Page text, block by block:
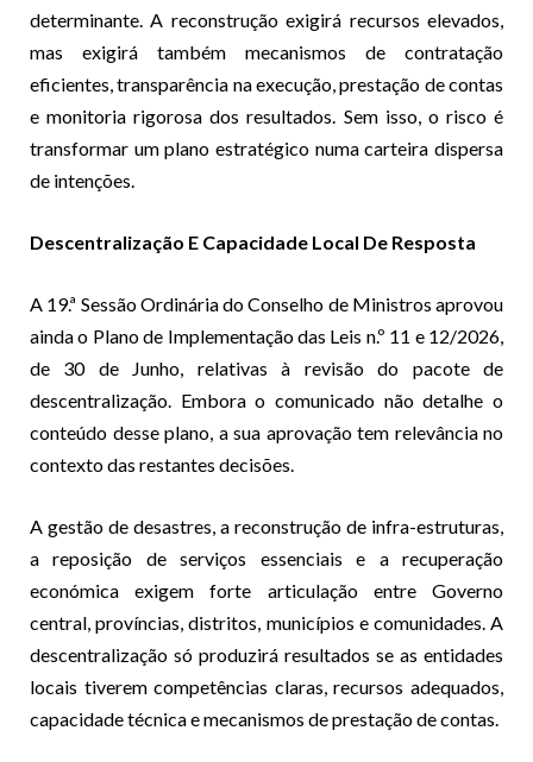
determinante. A reconstrução exigirá recursos elevados,
mas exigirá também mecanismos de contratação
eficientes, transparência na execução, prestação de contas
e monitoria rigorosa dos resultados. Sem isso, o risco é
transformar um plano estratégico numa carteira dispersa
de intenções.
Descentralização E Capacidade Local De Resposta
A 19.ª Sessão Ordinária do Conselho de Ministros aprovou
ainda o Plano de Implementação das Leis n.º 11 e 12/2026,
de 30 de Junho, relativas à revisão do pacote de
descentralização. Embora o comunicado não detalhe o
conteúdo desse plano, a sua aprovação tem relevância no
contexto das restantes decisões.
A gestão de desastres, a reconstrução de infra-estruturas,
a reposição de serviços essenciais e a recuperação
económica exigem forte articulação entre Governo
central, províncias, distritos, municípios e comunidades. A
descentralização só produzirá resultados se as entidades
locais tiverem competências claras, recursos adequados,
capacidade técnica e mecanismos de prestação de contas.